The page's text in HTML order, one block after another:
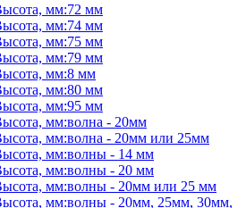
мм:72 мм
мм:74 мм
мм:75 мм
мм:79 мм
мм:8 мм
мм:80 мм
мм:95 мм
мм:волна - 20мм
мм:волна - 20мм или 25мм
мм:волны - 14 мм
мм:волны - 20 мм
мм:волны - 20мм или 25 мм
мм:волны - 20мм, 25мм, 30мм,